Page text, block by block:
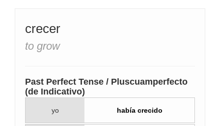
crecer
to grow
Past Perfect Tense / Pluscuamperfecto
(de Indicativo)
yo había crecido